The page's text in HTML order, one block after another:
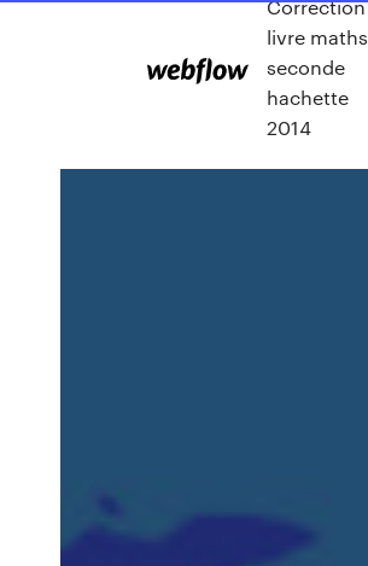
Correction
livre maths
seconde
hachette
2014